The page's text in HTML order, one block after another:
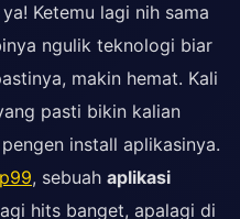
Ketemu lagi nih sama
ngulik teknologi biar
makin hemat. Kali
pasti bikin kalian
pengen install aplikasinya.
, sebuah aplikasi
hits banget, apalagi di